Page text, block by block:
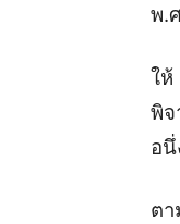
พ.
ให้
พิจ
อ
ต